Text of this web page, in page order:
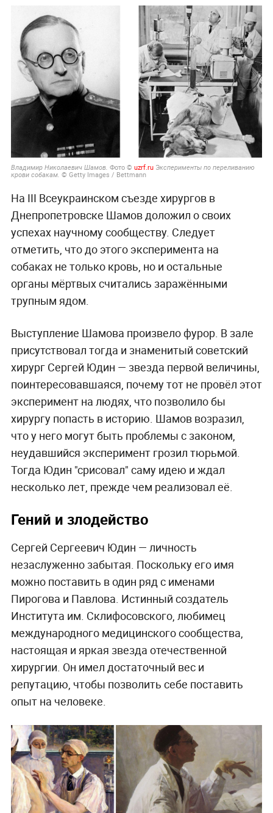
Владимир Николаевич Шамов. Фото © uzrf.ruЭксперименты по переливанию
крови собакам. © Getty Images / Bettmann
На III Всеукраинском съезде хирургов в
Днепропетровске Шамов доложил о своих
успехах научному сообществу. Следует
отметить, что до этого эксперимента на
собаках не только кровь, но и остальные
органы мёртвых считались заражёнными
трупным ядом.
Выступление Шамова произвело фурор. В зале
присутствовал тогда и знаменитый советский
хирург Сергей Юдин — звезда первой величины,
поинтересовавшаяся, почему тот не провёл этот
эксперимент на людях, что позволило бы
хирургу попасть в историю. Шамов возразил,
что у него могут быть проблемы с законом,
неудавшийся эксперимент грозил тюрьмой.
Тогда Юдин "срисовал" саму идею и ждал
несколько лет, прежде чем реализовал её.
Гений и злодейство
Сергей Сергеевич Юдин — личность
незаслуженно забытая. Поскольку его имя
можно поставить в один ряд с именами
Пирогова и Павлова. Истинный создатель
Института им. Склифосовского, любимец
международного медицинского сообщества,
настоящая и яркая звезда отечественной
хирургии. Он имел достаточный вес и
репутацию, чтобы позволить себе поставить
опыт на человеке.